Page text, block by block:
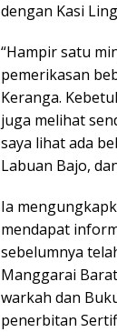
dengan Kasi
“Hampir satu
pemerikasan
Keranga.
juga melihat
saya lihat ada
Labuan Bajo,
Ia
mendapat
sebelumnya
Manggarai
warkah dan
penerbitan